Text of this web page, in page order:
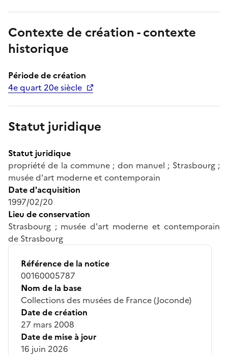
Contexte de création - contexte
historique
Période de création
4e quart 20e siècle
Statut juridique
Statut juridique
propriété de la commune ; don manuel ; Strasbourg ;
musée d'art moderne et contemporain
Date d'acquisition
1997/02/20
Lieu de conservation
Strasbourg ; musée d'art moderne et contemporain
de Strasbourg
Référence de la notice
00160005787
Nom de la base
Collections des musées de France (Joconde)
Date de création
27 mars 2008
Date de mise à jour
16 juin 2026